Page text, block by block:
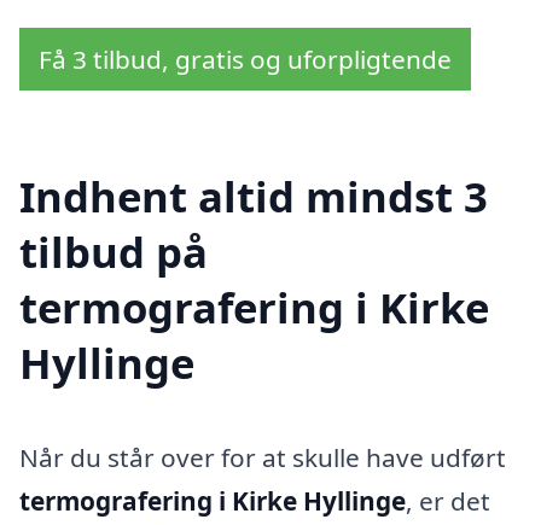
Få 3 tilbud, gratis og uforpligtende
Indhent altid mindst 3
tilbud på
termografering i Kirke
Hyllinge
Når du står over for at skulle have udført
termografering i Kirke Hyllinge, er det